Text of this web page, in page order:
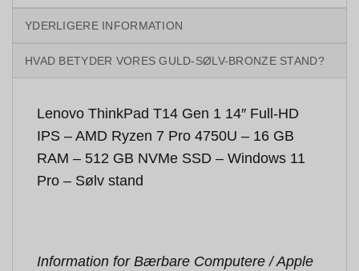
YDERLIGERE INFORMATION
HVAD BETYDER VORES GULD-SØLV-BRONZE STAND?
Lenovo ThinkPad T14 Gen 1 14″ Full-HD
IPS – AMD Ryzen 7 Pro 4750U – 16 GB
RAM – 512 GB NVMe SSD – Windows 11
Pro – Sølv stand
Information for Bærbare Computere / Apple